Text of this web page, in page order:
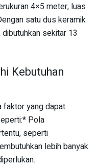
4×5 meter, luas
satu dus keramik
sekitar 13
Kebutuhan
faktor yang dapat
Pola
seperti
lebih banyak